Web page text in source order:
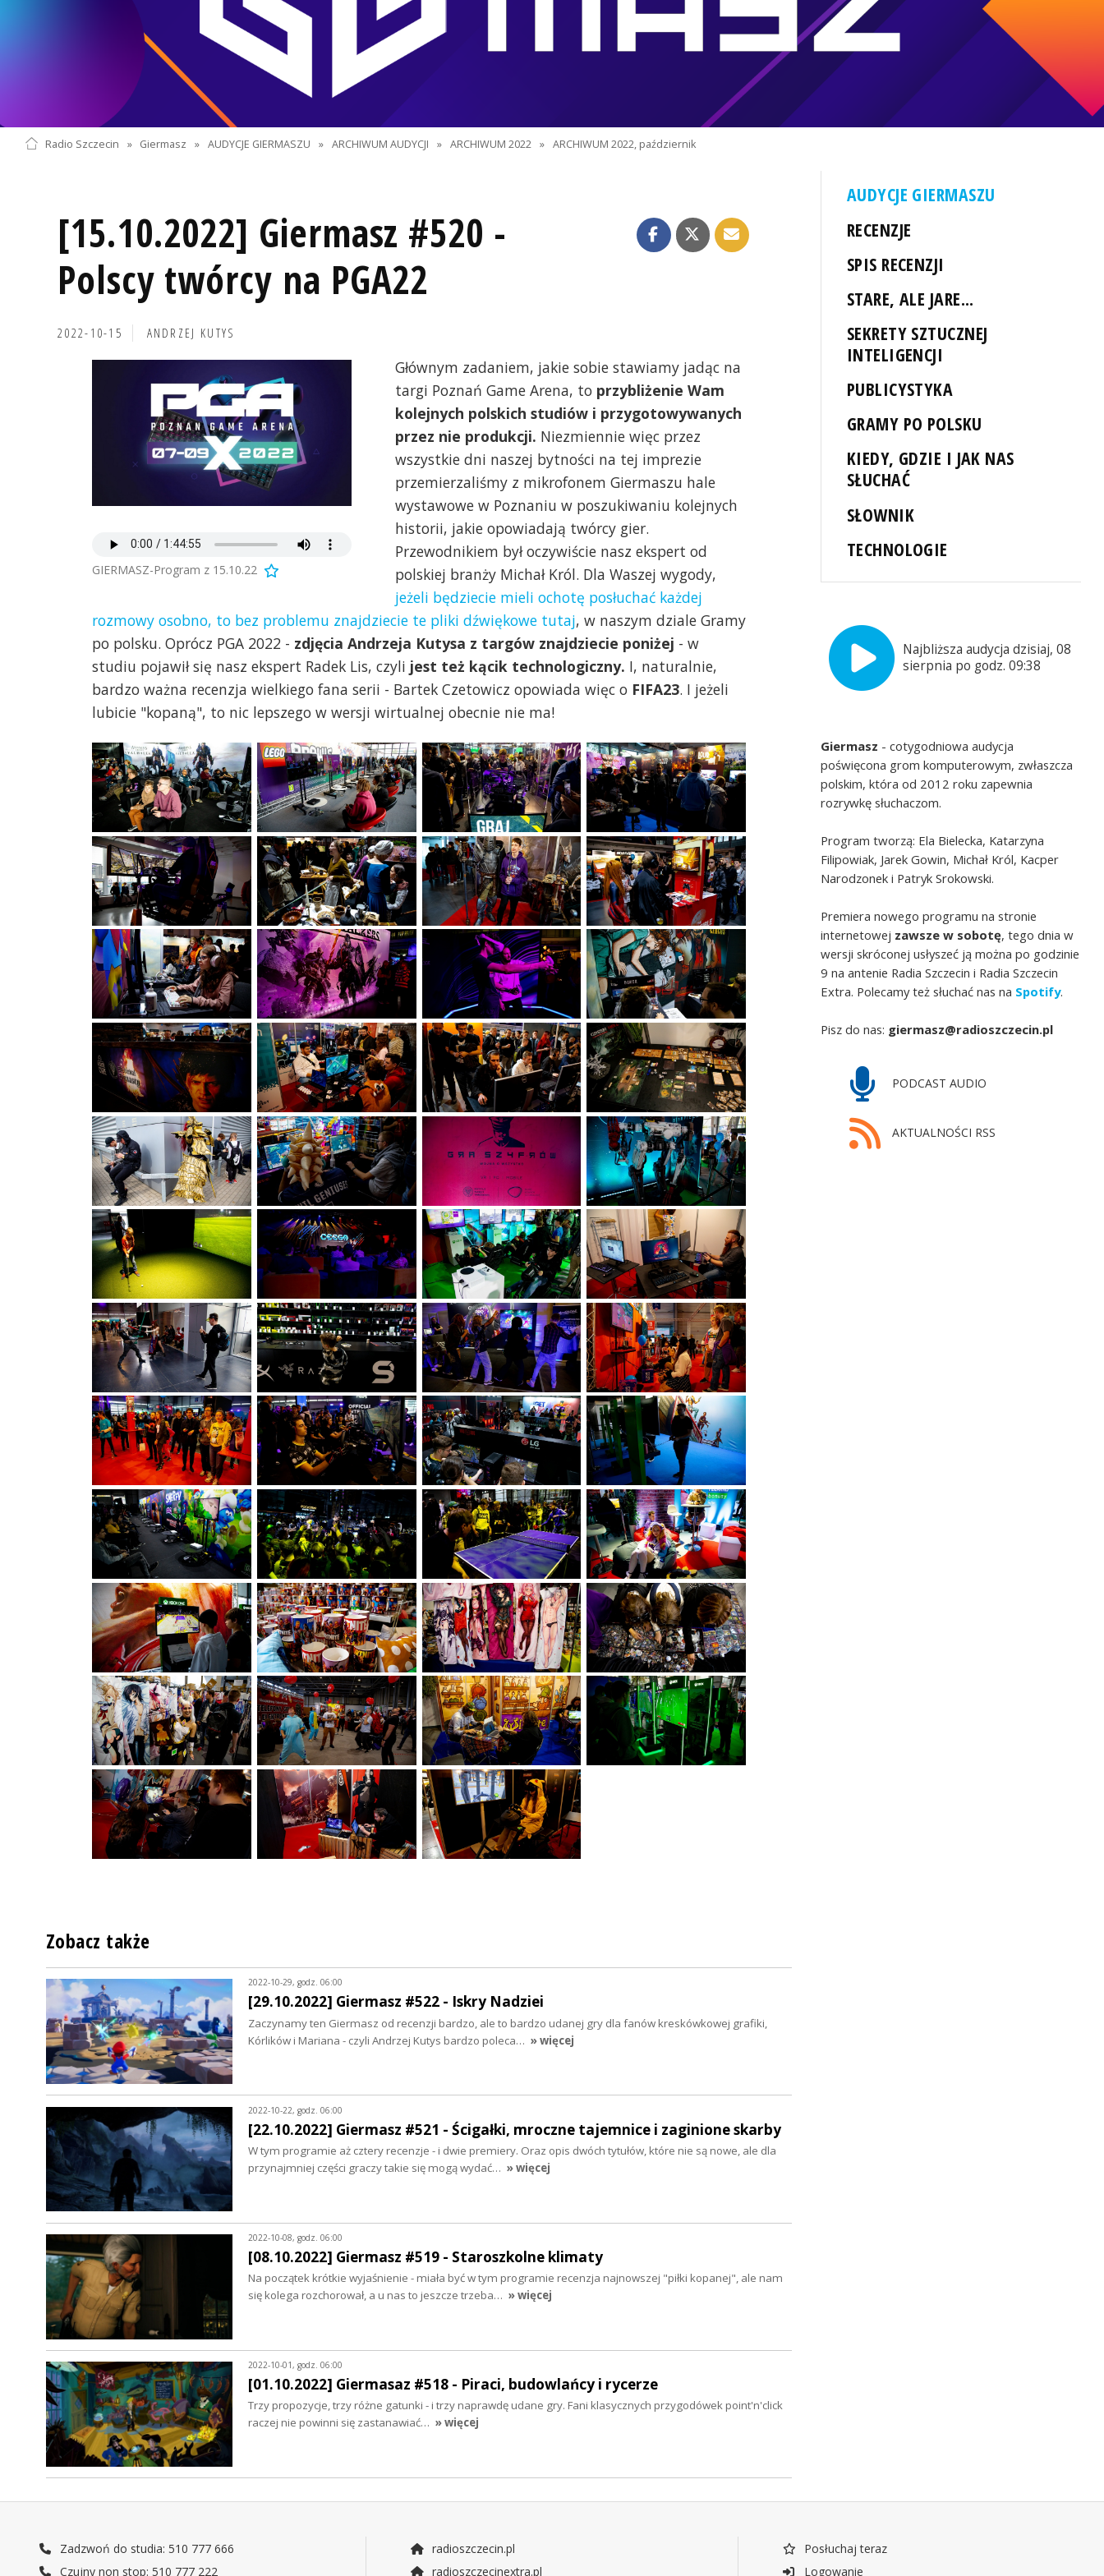
Radio Szczecin » Giermasz » AUDYCJE GIERMASZU » ARCHIWUM AUDYCJI » ARCHIWUM 2022 » ARCHIWUM 2022, październik
[15.10.2022] Giermasz #520 -
Polscy twórcy na PGA22
2022-10-15 ANDRZEJ KUTYS
GIERMASZ-Program z 15.10.22
Głównym zadaniem, jakie sobie stawiamy jadąc na
targi Poznań Game Arena, to przybliżenie Wam
kolejnych polskich studiów i przygotowywanych
przez nie produkcji. Niezmiennie więc przez
wszystkie dni naszej bytności na tej imprezie
przemierzaliśmy z mikrofonem Giermaszu hale
wystawowe w Poznaniu w poszukiwaniu kolejnych
historii, jakie opowiadają twórcy gier.
Przewodnikiem był oczywiście nasz ekspert od
polskiej branży Michał Król. Dla Waszej wygody,
jeżeli będziecie mieli ochotę posłuchać każdej
rozmowy osobno, to bez problemu znajdziecie te pliki dźwiękowe tutaj, w naszym dziale Gramy
po polsku. Oprócz PGA 2022 - zdjęcia Andrzeja Kutysa z targów znajdziecie poniżej - w
studiu pojawił się nasz ekspert Radek Lis, czyli jest też kącik technologiczny. I, naturalnie,
bardzo ważna recenzja wielkiego fana serii - Bartek Czetowicz opowiada więc o FIFA23. I jeżeli
lubicie "kopaną", to nic lepszego w wersji wirtualnej obecnie nie ma!
AUDYCJE GIERMASZU
RECENZJE
SPIS RECENZJI
STARE, ALE JARE...
SEKRETY SZTUCZNEJ
INTELIGENCJI
PUBLICYSTYKA
GRAMY PO POLSKU
KIEDY, GDZIE I JAK NAS
SŁUCHAĆ
SŁOWNIK
TECHNOLOGIE
Najbliższa audycja dzisiaj, 08
sierpnia po godz. 09:38
Giermasz - cotygodniowa audycja
poświęcona grom komputerowym, zwłaszcza
polskim, która od 2012 roku zapewnia
rozrywkę słuchaczom.
Program tworzą: Ela Bielecka, Katarzyna
Filipowiak, Jarek Gowin, Michał Król, Kacper
Narodzonek i Patryk Srokowski.
Premiera nowego programu na stronie
internetowej zawsze w sobotę, tego dnia w
wersji skróconej usłyszeć ją można po godzinie
9 na antenie Radia Szczecin i Radia Szczecin
Extra. Polecamy też słuchać nas na Spotify.
Pisz do nas: giermasz@radioszczecin.pl
PODCAST AUDIO
AKTUALNOŚCI RSS
Zobacz także
2022-10-29, godz. 06:00
[29.10.2022] Giermasz #522 - Iskry Nadziei
Zaczynamy ten Giermasz od recenzji bardzo, ale to bardzo udanej gry dla fanów kreskówkowej grafiki,
Kórlików i Mariana - czyli Andrzej Kutys bardzo poleca… » więcej
2022-10-22, godz. 06:00
[22.10.2022] Giermasz #521 - Ścigałki, mroczne tajemnice i zaginione skarby
W tym programie aż cztery recenzje - i dwie premiery. Oraz opis dwóch tytułów, które nie są nowe, ale dla
przynajmniej części graczy takie się mogą wydać… » więcej
2022-10-08, godz. 06:00
[08.10.2022] Giermasz #519 - Staroszkolne klimaty
Na początek krótkie wyjaśnienie - miała być w tym programie recenzja najnowszej "piłki kopanej", ale nam
się kolega rozchorował, a u nas to jeszcze trzeba… » więcej
2022-10-01, godz. 06:00
[01.10.2022] Giermasaz #518 - Piraci, budowlańcy i rycerze
Trzy propozycje, trzy różne gatunki - i trzy naprawdę udane gry. Fani klasycznych przygodówek point'n'click
raczej nie powinni się zastanawiać… » więcej
Zadzwoń do studia: 510 777 666
Czujny non stop: 510 777 222
radioszczecin.pl
radioszczecinextra.pl
Posłuchaj teraz
Logowanie